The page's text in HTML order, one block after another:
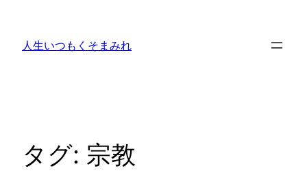
人生いつもくそまみれ
タグ: 宗教